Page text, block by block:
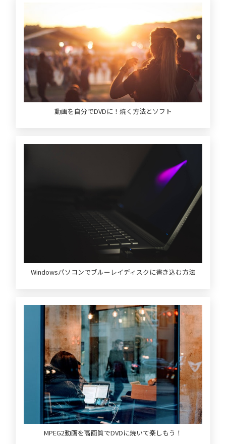
動画を自分でDVDに！焼く方法とソフト
Windowsパソコンでブルーレイディスクに書き込む方法
MPEG2動画を高画質でDVDに焼いて楽しもう！